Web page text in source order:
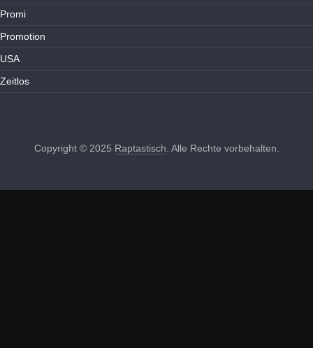
Promi
Promotion
USA
Zeitlos
Copyright © 2025 Raptastisch . Alle Rechte vorbehalten.